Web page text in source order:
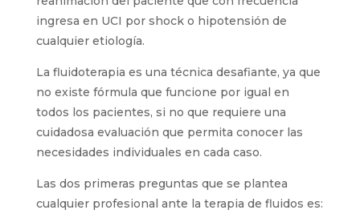
ingresa en UCI por shock o hipotensión de
cualquier etiología.
La fluidoterapia es una técnica desafiante, ya que
no existe fórmula que funcione por igual en
todos los pacientes, si no que requiere una
cuidadosa evaluación que permita conocer las
necesidades individuales en cada caso.
Las dos primeras preguntas que se plantea
cualquier profesional ante la terapia de fluidos es: